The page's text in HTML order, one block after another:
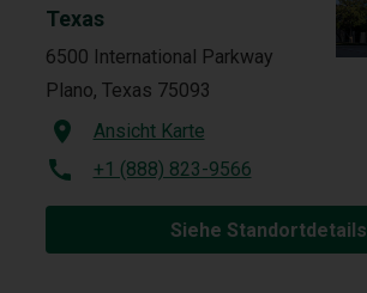
Texas
6500 International Parkway
Plano, Texas 75093
Ansicht Karte
+1 (888) 823-9566
Siehe Standortdetails